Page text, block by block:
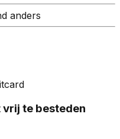
anders
vrij te besteden